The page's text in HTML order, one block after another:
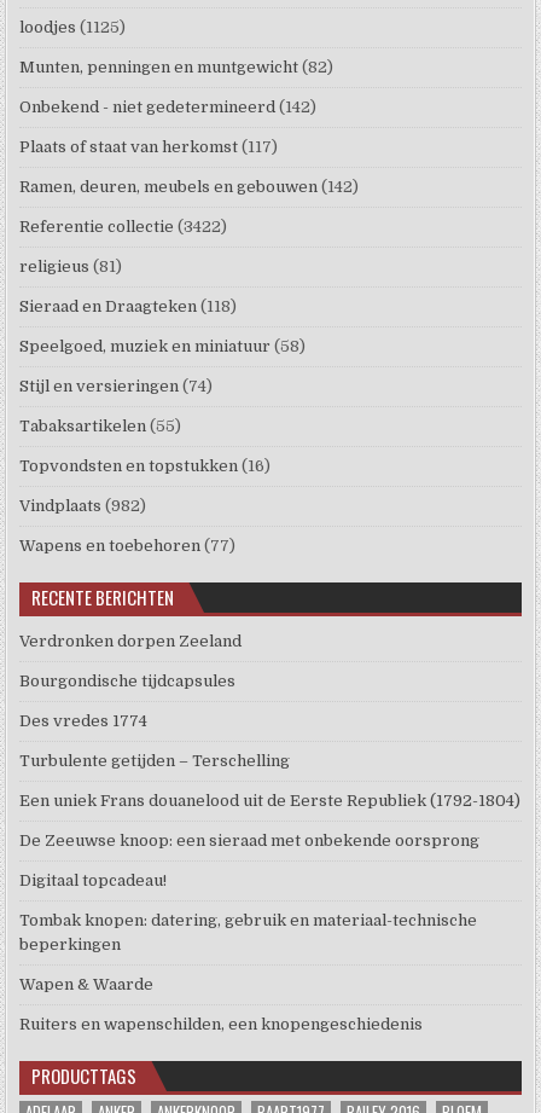
loodjes (1125)
Munten, penningen en muntgewicht (82)
Onbekend - niet gedetermineerd (142)
Plaats of staat van herkomst (117)
Ramen, deuren, meubels en gebouwen (142)
Referentie collectie (3422)
religieus (81)
Sieraad en Draagteken (118)
Speelgoed, muziek en miniatuur (58)
Stijl en versieringen (74)
Tabaksartikelen (55)
Topvondsten en topstukken (16)
Vindplaats (982)
Wapens en toebehoren (77)
RECENTE BERICHTEN
Verdronken dorpen Zeeland
Bourgondische tijdcapsules
Des vredes 1774
Turbulente getijden – Terschelling
Een uniek Frans douanelood uit de Eerste Republiek (1792-1804)
De Zeeuwse knoop: een sieraad met onbekende oorsprong
Digitaal topcadeau!
Tombak knopen: datering, gebruik en materiaal-technische
beperkingen
Wapen & Waarde
Ruiters en wapenschilden, een knopengeschiedenis
PRODUCTTAGS